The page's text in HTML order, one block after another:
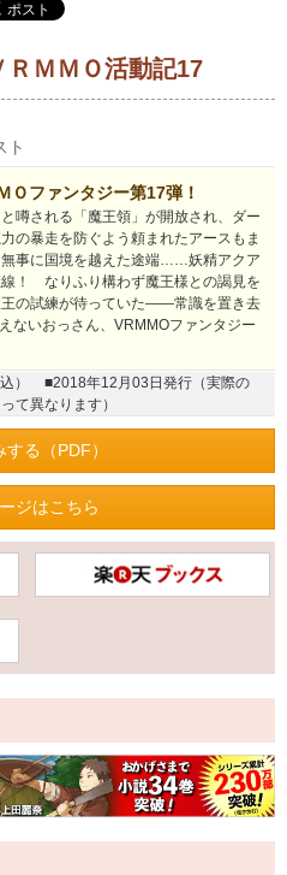
ＲＭＭＯ活動記17
ト
Ｏファンタジー第17弾！
噂される「魔王領」が開放され、ダー
の暴走を防ぐよう頼まれたアースもま
事に国境を越えた途端……妖精アクア
！ なりふり構わず魔王様との謁見を
の試練が待っていた――常識を置き去
いおっさん、VRMMOファンタジー
）
■2018年12月03日発行（実際の
て異なります）
る（PDF）
ジはこちら